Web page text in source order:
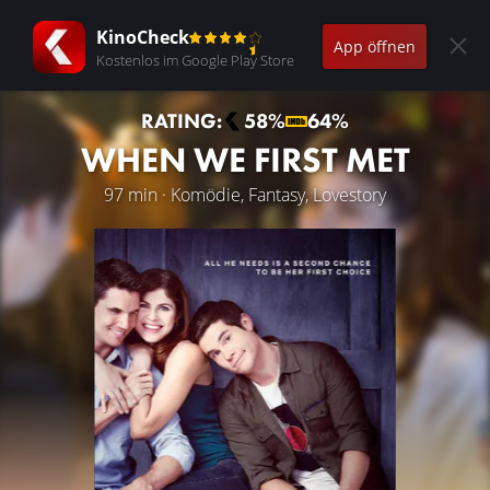
KinoCheck
Kostenlos im Google Play Store
App öffnen
RATING: 58% 64%
WHEN WE FIRST MET
97 min · Komödie, Fantasy, Lovestory